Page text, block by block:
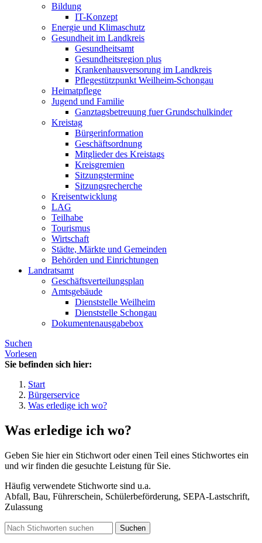
Bildung
IT-Konzept
Energie und Klimaschutz
Gesundheit im Landkreis
Gesundheitsamt
Gesundheitsregion plus
Krankenhausversorung im Landkreis
Pflegestützpunkt Weilheim-Schongau
Heimatpflege
Jugend und Familie
Ganztagsbetreuung fuer Grundschulkinder
Kreistag
Bürgerinformation
Geschäftsordnung
Mitglieder des Kreistags
Kreisgremien
Sitzungstermine
Sitzungsrecherche
Kreisentwicklung
LAG
Teilhabe
Tourismus
Wirtschaft
Städte, Märkte und Gemeinden
Behörden und Einrichtungen
Landratsamt
Geschäftsverteilungsplan
Amtsgebäude
Dienststelle Weilheim
Dienststelle Schongau
Dokumentenausgabebox
Suchen
Vorlesen
Sie befinden sich hier:
Start
Bürgerservice
Was erledige ich wo?
Was erledige ich wo?
Geben Sie hier ein Stichwort oder einen Teil eines Stichwortes ein
und wir finden die gesuchte Leistung für Sie.
Häufig verwendete Stichworte sind u.a.
Abfall, Bau, Führerschein, Schülerbeförderung, SEPA-Lastschrift,
Zulassung
Suchen